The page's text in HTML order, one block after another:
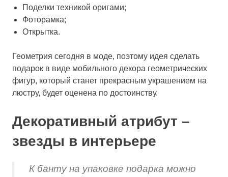
Поделки техникой оригами;
Фоторамка;
Открытка.
Геометрия сегодня в моде, поэтому идея сделать
подарок в виде мобильного декора геометрических
фигур, который станет прекрасным украшением на
люстру, будет оценена по достоинству.
Декоративный атрибут –
звезды в интерьере
К банту на упаковке подарка можно